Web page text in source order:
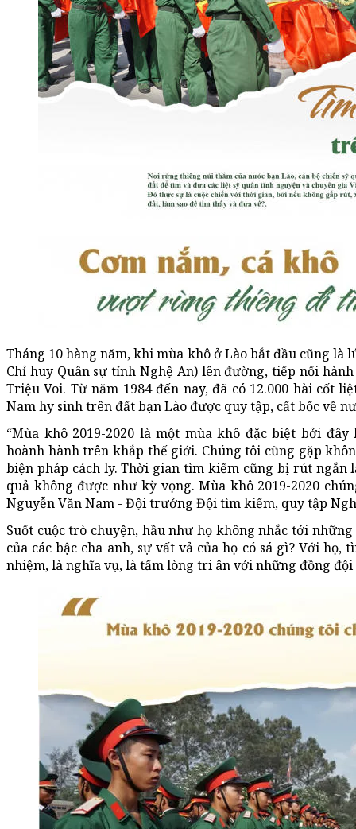
Tháng 10 hàng năm, khi mùa khô ở Lào bắt đầu cũng là
Chỉ huy Quân sự tỉnh Nghệ An) lên đường, tiếp nối
Triệu Voi. Từ năm 1984 đến nay, đã có 12.000 hài cốt
Nam hy sinh trên đất bạn Lào được quy tập, cất bốc về
“Mùa khô 2019-2020 là một mùa khô đặc biệt bởi
hoành hành trên khắp thế giới. Chúng tôi cũng gặp
biện pháp cách ly. Thời gian tìm kiếm cũng bị rút ngắn
quả không được như kỳ vọng. Mùa khô 2019-2020
Nguyễn Văn Nam - Đội trưởng Đội tìm kiếm, quy tập
Suốt cuộc trò chuyện, hầu như họ không nhắc tới
của các bậc cha anh, sự vất vả của họ có sá gì? Với
nhiệm, là nghĩa vụ, là tấm lòng tri ân với những đồng đội